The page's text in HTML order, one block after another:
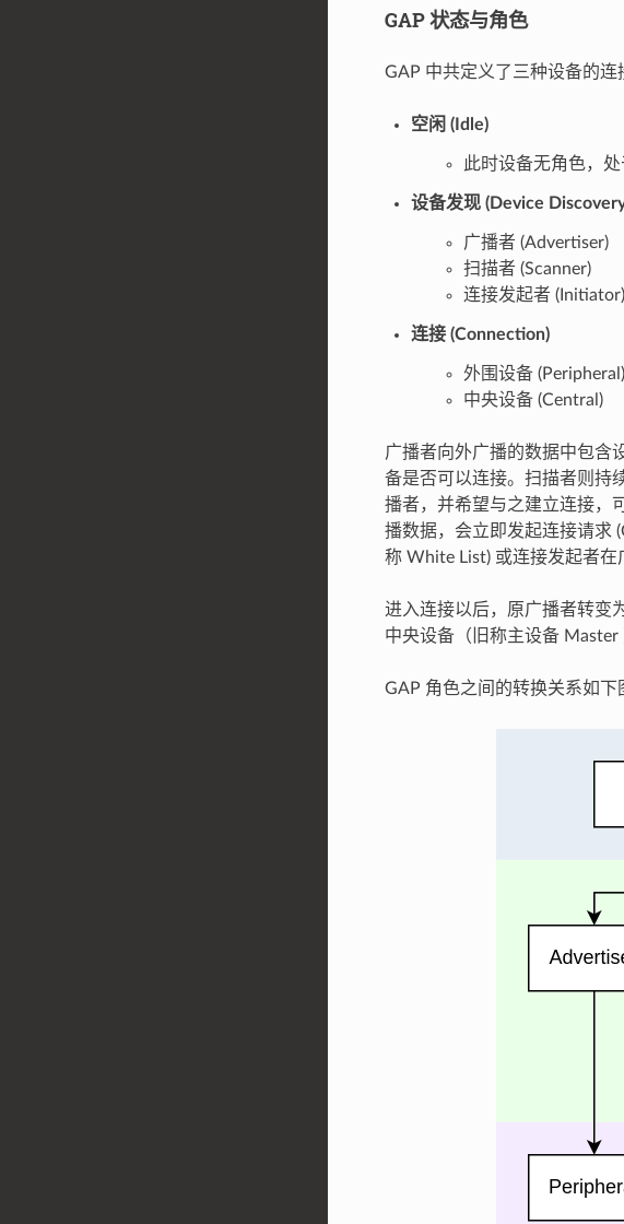
GAP 状态与角色
GAP 中共定义了三种设备的
空闲 (Idle)
此时设备无角色，
设备发现 (Device
广播者 (Advertiser)
扫描者 (Scanner)
连接发起者 (Initiator)
连接 (Connection)
外围设备 (Peripheral)
中央设备 (Central)
广播者向外广播的数据中包含
备是否可以连接。扫描者则持
播者，并希望与之建立连接，
播数据，会立即发起连接请求
称 White List) 或连接发起者在
进入连接以后，原广播者转变
中央设备（旧称主设备 Master
GAP 角色之间的转换关系如下